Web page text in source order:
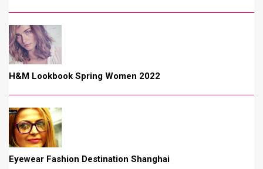
H&M Lookbook Spring Women 2022
Eyewear Fashion Destination Shanghai